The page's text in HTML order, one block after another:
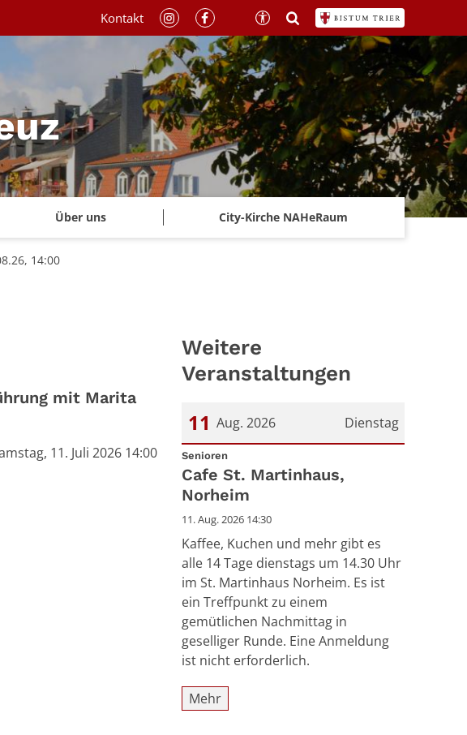
Über uns City-Kirche NAHeRaum
Kontakt
14:00
mit Marita
11. Juli 2026 14:00
Weitere
Veranstaltungen
Dienstag
11 Aug. 2026
Datum: 11. August 2026
Senioren:
Cafe St. Martinhaus,
Norheim
11. Aug. 2026 14:30
Kaffee, Kuchen und mehr gibt es
alle 14 Tage dienstags um 14.30 Uhr
im St. Martinhaus Norheim. Es ist
ein Treffpunkt zu einem
gemütlichen Nachmittag in
geselliger Runde. Eine Anmeldung
ist nicht erforderlich.
Mehr